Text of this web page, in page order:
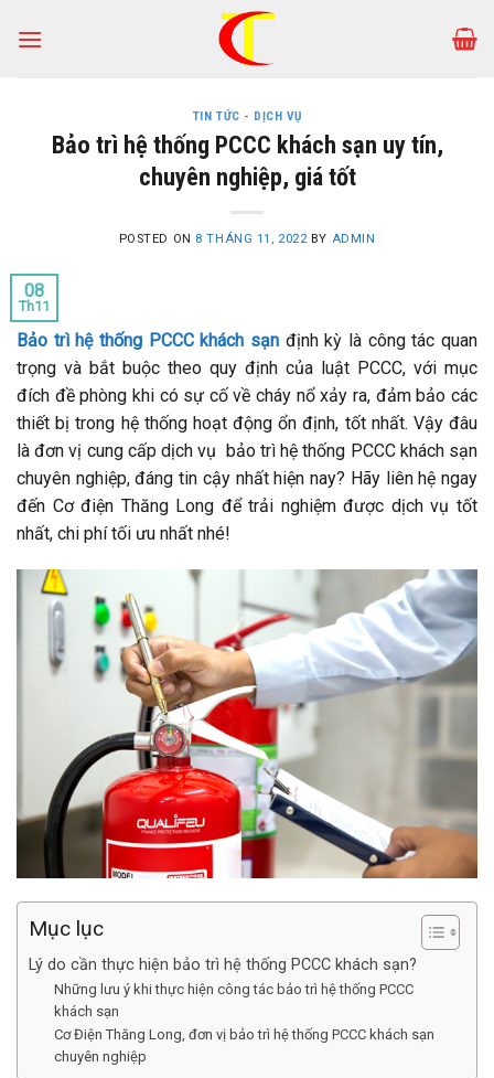
TIN TỨC - DỊCH VỤ
Bảo trì hệ thống PCCC khách sạn uy tín,
chuyên nghiệp, giá tốt
POSTED ON 8 THÁNG 11, 2022 BY ADMIN
08
Th11
Bảo trì hệ thống PCCC khách sạn định kỳ là công tác quan
trọng và bắt buộc theo quy định của luật PCCC, với mục
đích đề phòng khi có sự cố về cháy nổ xảy ra, đảm bảo các
thiết bị trong hệ thống hoạt động ổn định, tốt nhất. Vậy đâu
là đơn vị cung cấp dịch vụ bảo trì hệ thống PCCC khách sạn
chuyên nghiệp, đáng tin cậy nhất hiện nay? Hãy liên hệ ngay
đến Cơ điện Thăng Long để trải nghiệm được dịch vụ tốt
nhất, chi phí tối ưu nhất nhé!
Mục lục
Lý do cần thực hiện bảo trì hệ thống PCCC khách sạn?
Những lưu ý khi thực hiện công tác bảo trì hệ thống PCCC
khách sạn
Cơ Điện Thăng Long, đơn vị bảo trì hệ thống PCCC khách sạn
chuyên nghiệp